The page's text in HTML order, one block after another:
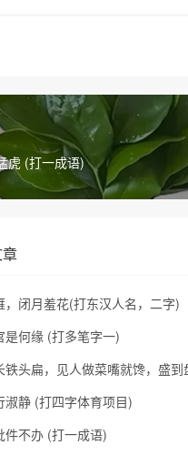
虎 (打一成语)
，闭月羞花(打东汉人名，二字)
是何缘 (打多笔字一)
铁头扁，见人做菜嘴就馋，盛
淑静 (打四字体育项目)
件不办 (打一成语)